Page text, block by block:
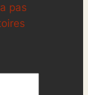
pas